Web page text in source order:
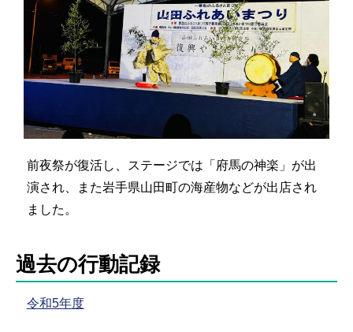
前夜祭が復活し、ステージでは「府馬の神楽」が出
演され、また岩手県山田町の海産物などが出店され
ました。
過去の行動記録
令和5年度